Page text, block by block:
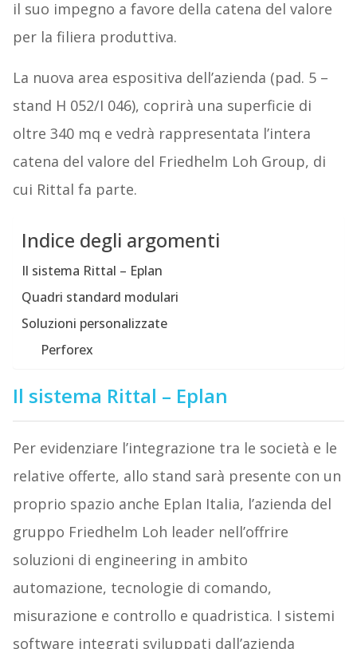
il suo impegno a favore della catena del valore
per la filiera produttiva.
La nuova area espositiva dell’azienda (pad. 5 –
stand H 052/I 046), coprirà una superficie di
oltre 340 mq e vedrà rappresentata l’intera
catena del valore del Friedhelm Loh Group, di
cui Rittal fa parte.
Indice degli argomenti
Il sistema Rittal – Eplan
Quadri standard modulari
Soluzioni personalizzate
Perforex
Il sistema Rittal – Eplan
Per evidenziare l’integrazione tra le società e le
relative offerte, allo stand sarà presente con un
proprio spazio anche Eplan Italia, l’azienda del
gruppo Friedhelm Loh leader nell’offrire
soluzioni di engineering in ambito
automazione, tecnologie di comando,
misurazione e controllo e quadristica. I sistemi
software integrati sviluppati dall’azienda